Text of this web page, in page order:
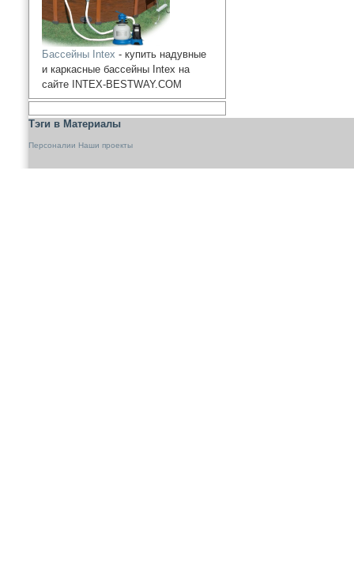
Бассейны Intex - купить надувные
и каркасные бассейны Intex на
сайте INTEX-BESTWAY.COM
Тэги в Материалы
Персоналии Наши проекты